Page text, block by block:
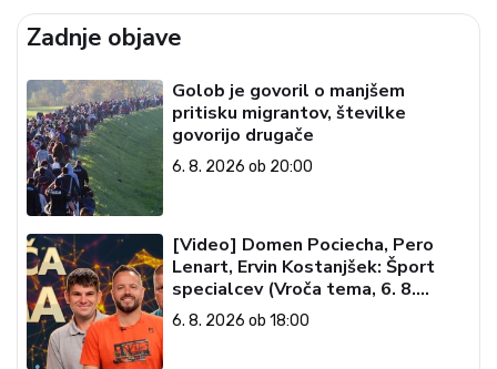
Zadnje objave
Golob je govoril o manjšem
pritisku migrantov, številke
govorijo drugače
6. 8. 2026 ob 20:00
[Video] Domen Pociecha, Pero
Lenart, Ervin Kostanjšek: Šport
specialcev (Vroča tema, 6. 8.
2026)
6. 8. 2026 ob 18:00